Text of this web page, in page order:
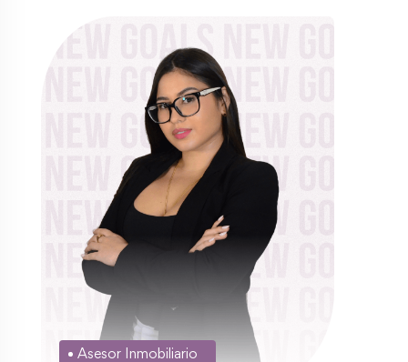
Asesor Inmobiliario